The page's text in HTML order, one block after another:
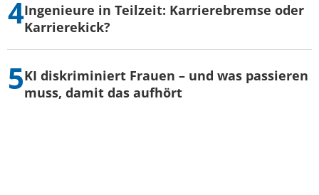
Ingenieure in Teilzeit: Karrierebremse oder
Karrierekick?
KI diskriminiert Frauen – und was passieren
muss, damit das aufhört